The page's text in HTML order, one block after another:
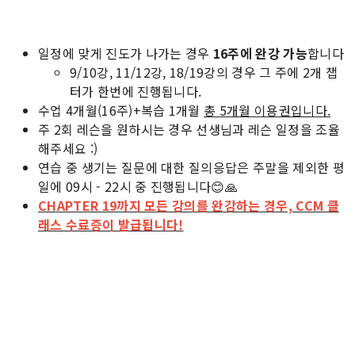
일정에 맞게 진도가 나가는 경우 16주에 완강 가능합니다
9/10강, 11/12강, 18/19강의 경우 그 주에 2개 챕
터가 한번에 진행됩니다.
수업 4개월(16주)+복습 1개월 총 5개월 이용권입니다.
주 2회 레슨을 원하시는 경우 선생님과 레슨 일정을 조율
해주세요 :)
연습 중 생기는 질문에 대한 질의응답은 주말을 제외한 평
일에 09시 - 22시 중 진행됩니다😊🙏
CHAPTER 19까지 모든 강의를 완강하는 경우, CCM 클
래스 수료증이 발급됩니다!